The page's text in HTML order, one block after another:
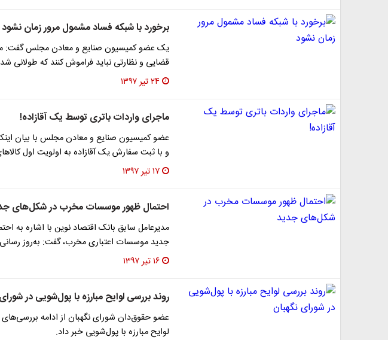
برخورد با شبکه فساد مشمول مرور زمان نشود
یک عضو کمیسیون صنایع و معادن مجلس گفت:
قضایی و نظارتی نباید فراموش کنند که طولانی
۲۴ تیر ۱۳۹۷
ماجرای واردات باتری توسط یک آقازاده!
عضو کمیسیون صنایع و معادن مجلس با بیان
و با ثبت سفارش یک آقازاده به اولویت اول
۱۷ تیر ۱۳۹۷
احتمال ظهور موسسات مخرب در شکل‌های
مدیرعامل سابق بانک اقتصاد نوین با اشاره به
جدید موسسات اعتباری مخرب، گفت: به‌روز رسانی
۱۶ تیر ۱۳۹۷
روند بررسی لوایح مبارزه با پول‌شویی در
عضو حقوق‌دان شورای نگهبان از ادامه بررسی‌های
لوایح مبارزه با پول‌شویی خبر داد.